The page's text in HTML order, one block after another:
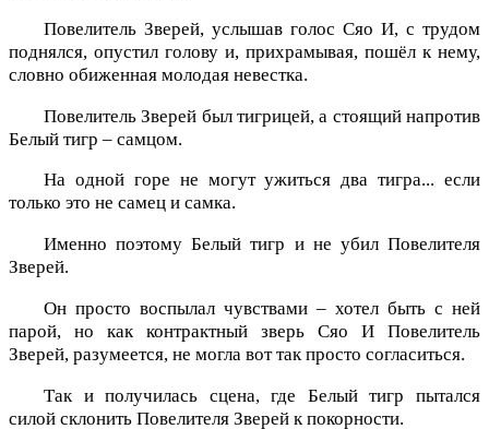
Повелитель Зверей, услышав голос Сяо И, с трудом
поднялся, опустил голову и, прихрамывая, пошёл к нему,
словно обиженная молодая невестка.
Повелитель Зверей был тигрицей, а стоящий напротив
Белый тигр – самцом.
На одной горе не могут ужиться два тигра... если
только это не самец и самка.
Именно поэтому Белый тигр и не убил Повелителя
Зверей.
Он просто воспылал чувствами – хотел быть с ней
парой, но как контрактный зверь Сяо И Повелитель
Зверей, разумеется, не могла вот так просто согласиться.
Так и получилась сцена, где Белый тигр пытался
силой склонить Повелителя Зверей к покорности.